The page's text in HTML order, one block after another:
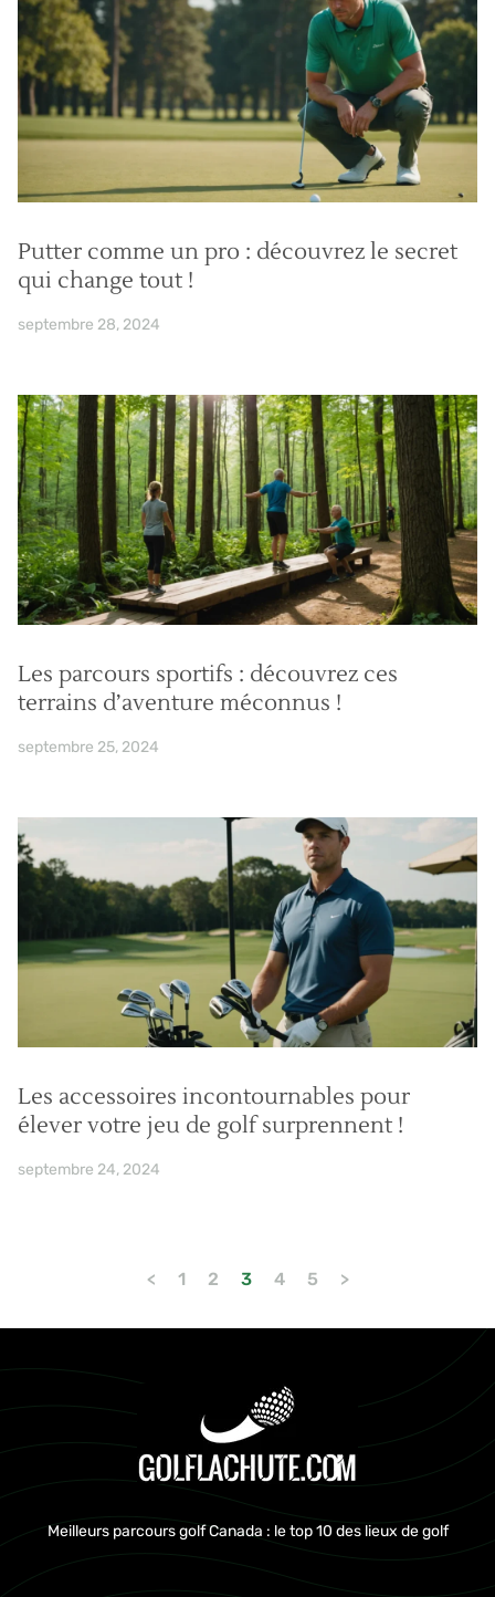
Putter comme un pro : découvrez le secret
qui change tout !
septembre 28, 2024
Les parcours sportifs : découvrez ces
terrains d’aventure méconnus !
septembre 25, 2024
Les accessoires incontournables pour
élever votre jeu de golf surprennent !
septembre 24, 2024
< 1 2 3 4 5 >
Meilleurs parcours golf Canada : le top 10 des lieux de golf